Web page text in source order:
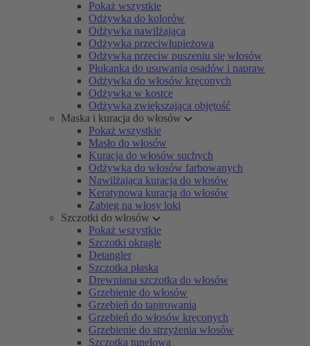
Pokaż wszystkie
Odżywka do kolorów
Odżywka nawilżająca
Odżywka przeciwłupieżowa
Odżywka przeciw puszeniu się włosów
Płukanka do usuwania osadów i napraw
Odżywka do włosów kręconych
Odżywka w kostce
Odżywka zwiększająca objętość
Maska i kuracja do włosów
Pokaż wszystkie
Masło do włosów
Kuracja do włosów suchych
Odżywka do włosów farbowanych
Nawilżająca kuracja do włosów
Keratynowa kuracja do włosów
Zabieg na włosy loki
Szczotki do włosów
Pokaż wszystkie
Szczotki okrągłe
Detangler
Szczotka płaska
Drewniana szczotka do włosów
Grzebienie do włosów
Grzebień do tapirowania
Grzebień do włosów kręconych
Grzebienie do strzyżenia włosów
Szczotka tunelowa